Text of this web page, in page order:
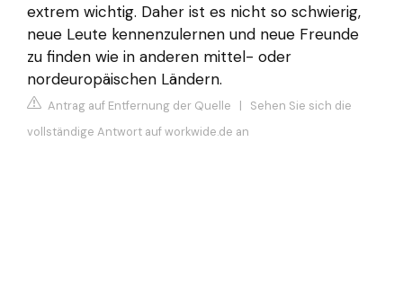
extrem wichtig. Daher ist es nicht so schwierig,
neue Leute kennenzulernen und neue Freunde
zu finden wie in anderen mittel- oder
nordeuropäischen Ländern.
Antrag auf Entfernung der Quelle | Sehen Sie sich die
vollständige Antwort auf workwide.de an